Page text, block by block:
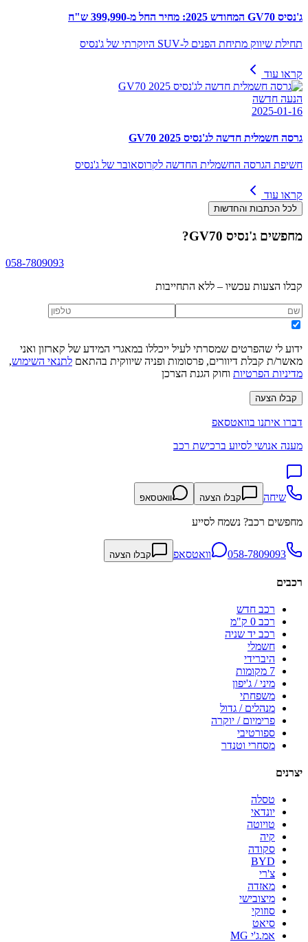
ג'נסיס GV70 המחודש 2025: מחיר החל מ-399,990 ש"ח
תחילת שיווק מתיחת הפנים ל-SUV היוקרתי של ג'נסיס
קראו עוד
הנעה חדשה
2025-01-16
גרסה חשמלית חדשה לג'נסיס GV70 2025
חשיפת הגרסה החשמלית החדשה לקרוסאובר של ג'נסיס
קראו עוד
לכל הכתבות והחדשות
מחפשים ג'נסיס GV70 ?
058-7809093
קבלו הצעות עכשיו – ללא התחייבות
ידוע לי שהפרטים שמסרתי לעיל ייכללו במאגרי המידע של קארזון ואני
מאשר/ת קבלת דיוורים, פרסומות ופניה שיווקית בהתאם לתנאי השימוש,
מדיניות הפרטיות וחוק הגנת הצרכן
קבלו הצעה
דברו איתנו בוואטסאפ
מענה אנושי לסיוע ברכישת רכב
שיחה קבלו הצעה וואטסאפ
מחפשים רכב? נשמח לסייע
058-7809093 וואטסאפ קבלו הצעה
רכבים
רכב חדש
רכב 0 ק"מ
רכב יד שניה
חשמלי
היברידי
7 מקומות
מיני / ג'יפון
משפחתי
מנהלים / גדול
פרימיום / יוקרה
ספורטיבי
מסחרי וטנדר
יצרנים
טסלה
יונדאי
טויוטה
קיה
סקודה
BYD
צ'רי
מאזדה
מיצובישי
סוזוקי
סיאט
אמ.ג'י MG